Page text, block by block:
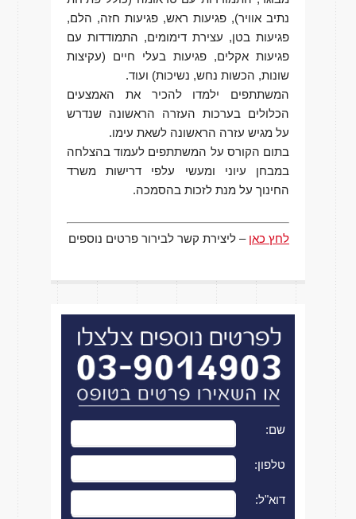
נתיב אוויר), פגיעות ראש, פגיעות חזה, הלם,
פגיעות בטן, עצירת דימומים, התמודדות עם
פגיעות אקלים, פגיעות בעלי חיים (עקיצות
שונות, הכשות נחש, נשיכות) ועוד.
המשתתפים ילמדו להכיר את האמצעים
הכלולים בערכות העזרה הראשונה שנדרש
על מגיש עזרה הראשונה לשאת עימו.
בתום הקורס על המשתתפים לעמוד בהצלחה
במבחן עיוני ומעשי עלפי דרישות משרד
החינוך על מנת לזכות בהסמכה.
לחץ כאן – ליצירת קשר לבירור פרטים נוספים
שם:
טלפון:
דוא"ל: